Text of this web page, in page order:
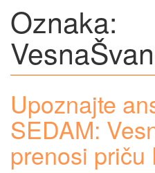
Oznaka:
Upoznajte
SEDAM:
prenosi priču